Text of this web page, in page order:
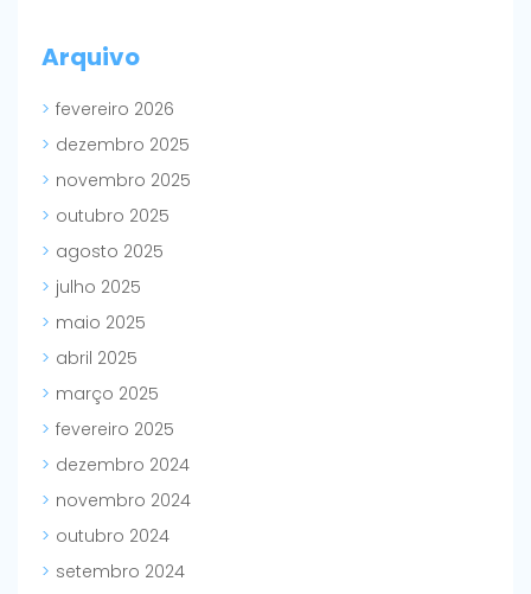
Arquivo
fevereiro 2026
dezembro 2025
novembro 2025
outubro 2025
agosto 2025
julho 2025
maio 2025
abril 2025
março 2025
fevereiro 2025
dezembro 2024
novembro 2024
outubro 2024
setembro 2024